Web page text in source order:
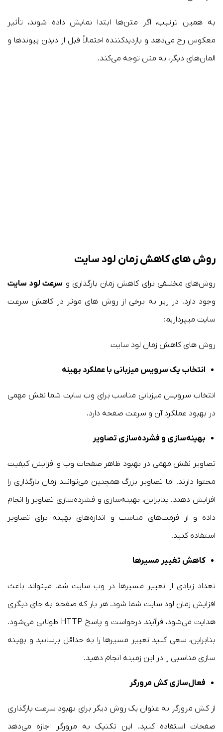
به همین ترتیب، اگر متن‌ها ابتدا نمایش داده شوند، تأثیر
معکوس رخ می‌دهد و بازدیدکننده احتمالاً قبل از دیدن پیوندها و
المان‌های دیگر، به متن توجه می‌کند.
روش های کاهش زمان لود سایت
روش‌های مختلفی برای کاهش زمان بارگذاری و سرعت لود سایت
وجود دارد. در زیر به برخی از روش های موثر در کاهش سرعت
سایت میپردازیم:
روش های کاهش زمان لود سایت
انتخاب یک سرویس میزبانی با عملکرد بهینه
انتخاب سرویس میزبانی مناسب برای وب سایت شما نقش مهمی
در بهبود عملکرد آن و سرعت صفحه دارد.
بهینه‌سازی و فشرده‌سازی تصاویر
تصاویر نقش مهمی در بهبود ظاهر صفحات وب و افزایش کیفیت
محتوا دارند. اما تصاویر بزرگ همچنین می‌توانند زمان بارگذاری را
افزایش دهند. بنابراین، بهینه‌سازی و فشرده‌سازی تصاویر را انجام
داده و از فرمت‌های مناسب و اندازه‌های بهینه برای تصاویر
استفاده کنید.
کاهش تغییر مسیرها
تعداد زیادی از تغییر مسیرها در وب سایت شما میتواند باعث
افزایش زمان لود سایت شما شود. هر بار که صفحه به جای دیگری
هدایت می‌شود، فرآیند درخواست و پاسخ HTTP طولانی می‌شود.
بنابراین، سعی کنید تغییر مسیرها را به حداقل برسانید و بهینه
سازی مناسبی را در این زمینه انجام دهید.
فعال‌سازی کش مرورگر
از کش مرورگر به عنوان یک روش دیگر برای بهبود سرعت بارگذاری
صفحات استفاده کنید. این تکنیک به مرورگر اجازه می‌دهد